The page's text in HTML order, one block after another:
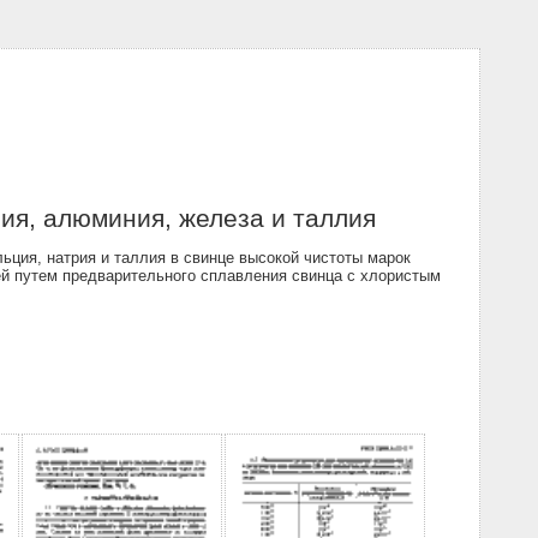
алюминия, железа и таллия
натрия и таллия в свинце высокой чистоты марок
предварительного сплавления свинца с хлористым